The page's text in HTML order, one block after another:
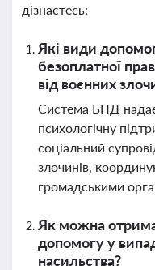
дізнаєтесь:
Які види
безоплатної
від воєнних
Система БПД
психологічну
соціальний
злочинів,
громадськими
Як можна
допомогу у
насильства?